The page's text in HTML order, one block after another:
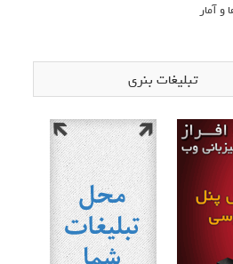
آمار
تبلیغات بنری